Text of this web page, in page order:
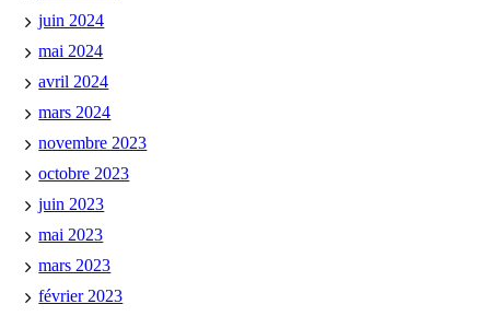
juin 2024
mai 2024
avril 2024
mars 2024
novembre 2023
octobre 2023
juin 2023
mai 2023
mars 2023
février 2023